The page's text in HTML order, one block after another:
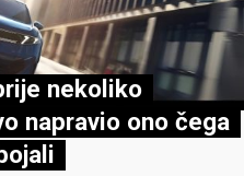
nekoliko
napravio ono čega